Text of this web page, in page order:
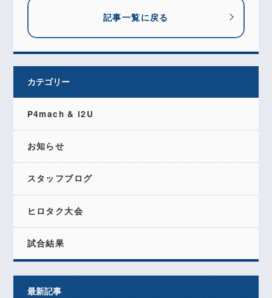
記事一覧に戻る
カテゴリー
P4mach & i2U
お知らせ
スタッフブログ
ヒロタク大会
試合結果
最新記事